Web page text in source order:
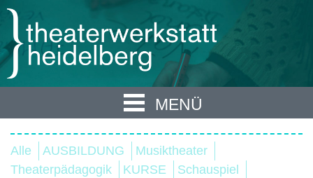
MENÜ
Alle AUSBILDUNG
Musiktheater
Theaterpädagogik
KURSE
Schauspiel